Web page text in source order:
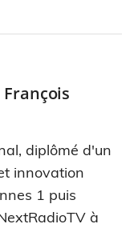
François
diplômé d'un
innovation
1 puis
à